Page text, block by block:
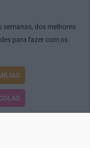
semanas, dos melhores
para fazer com os